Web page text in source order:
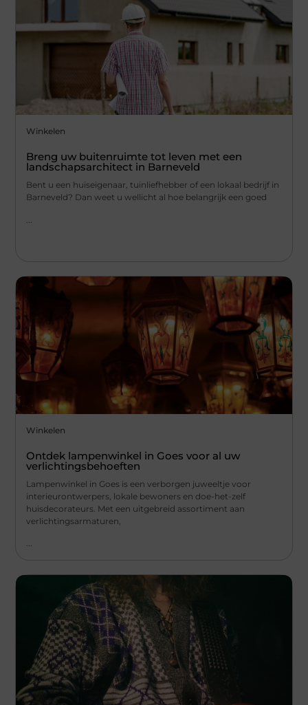
Winkelen
Breng uw buitenruimte tot leven met een
landschapsarchitect in Barneveld
Bent u een huiseigenaar, tuinliefhebber of een lokaal bedrijf in
Barneveld? Dan weet u wellicht al hoe belangrijk een goed
Winkelen
Ontdek lampenwinkel in Goes voor al uw
verlichtingsbehoeften
Lampenwinkel in Goes is een verborgen juweeltje voor
interieurontwerpers, lokale bewoners en doe-het-zelf
huisdecorateurs. Met een uitgebreid assortiment aan
verlichtingsarmaturen,